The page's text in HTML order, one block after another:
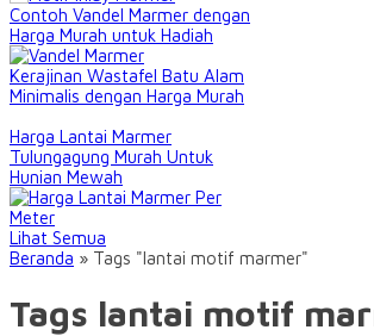
Contoh Vandel Marmer dengan
Harga Murah untuk Hadiah
Kerajinan Wastafel Batu Alam
Minimalis dengan Harga Murah
Harga Lantai Marmer
Tulungagung Murah Untuk
Hunian Mewah
Lihat Semua
Beranda » Tags "lantai motif marmer"
Tags lantai motif